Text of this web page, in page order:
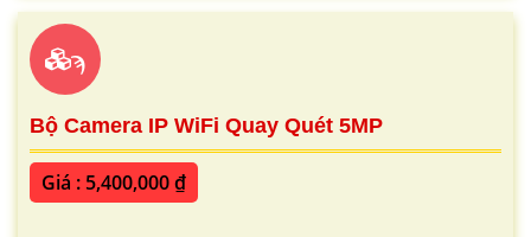
ϡ
Bộ Camera IP WiFi Quay Quét 5MP
Giá : 5,400,000 ₫